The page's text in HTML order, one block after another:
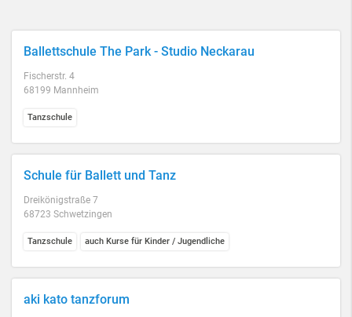
Ballettschule The Park - Studio Neckarau
Fischerstr. 4
68199 Mannheim
Tanzschule
Schule für Ballett und Tanz
Dreikönigstraße 7
68723 Schwetzingen
Tanzschule auch Kurse für Kinder / Jugendliche
aki kato tanzforum